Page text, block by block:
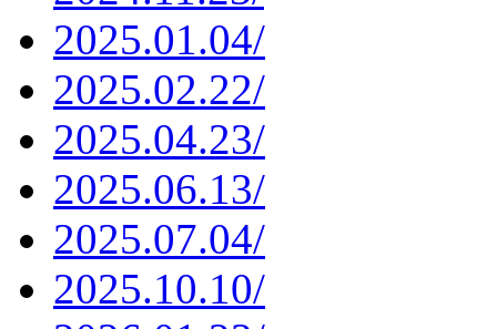
2025.01.04/
2025.02.22/
2025.04.23/
2025.06.13/
2025.07.04/
2025.10.10/